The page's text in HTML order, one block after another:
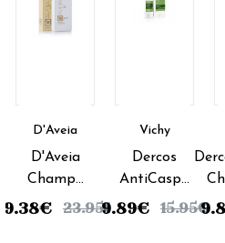
D'Aveia
D'Aveia
Champô
DS
€ 23.95€
Vichy
Dercos
AntiCaspa
Champô
9.89€ 15.95€